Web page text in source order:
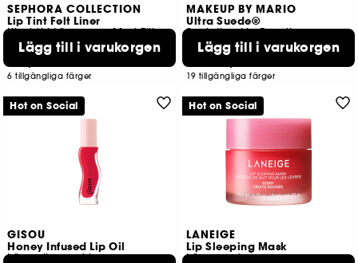
SEPHORA COLLECTION
Lip Tint Felt Liner
Kladdfri Läppenna Med Filtspets
61
169,00 KR
6 tillgängliga färger
Lägg till i varukorgen
MAKEUP BY MARIO
Ultra Suede®
Sculpting Lip Pencil
99
19 tillgängliga färger
Lägg till i varukorgen
GISOU
Honey Infused Lip Oil
Läppolja med honung
Hot on Social
LANEIGE
Lip Sleeping Mask
Läppmask
Hot on Social